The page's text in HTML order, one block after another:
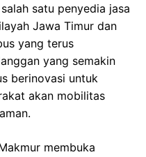
satu penyedia jasa
Jawa Timur dan
yang terus
yang semakin
berinovasi untuk
akan mobilitas
membuka